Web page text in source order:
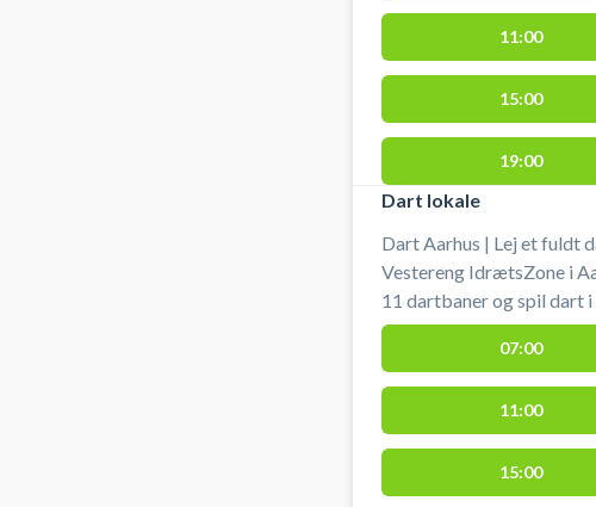
dartbane i Aarhus i
11:00
15:00
19:00
Dart lokale
Dart Aarhus | Lej et fuldt
Vestereng IdrætsZone i
11 dartbaner og spil dart
dartspillere samtidigt.
og dartpile medbringes selv. Gratis parkering 50 meter
hallen ved booking af
07:00
11:00
15:00